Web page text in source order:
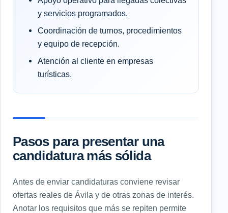
y servicios programados.
Coordinación de turnos, procedimientos
y equipo de recepción.
Atención al cliente en empresas
turísticas.
Pasos para presentar una
candidatura más sólida
Antes de enviar candidaturas conviene revisar
ofertas reales de Ávila y de otras zonas de interés.
Anotar los requisitos que más se repiten permite